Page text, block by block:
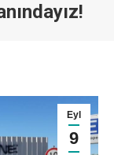
Eyl
9